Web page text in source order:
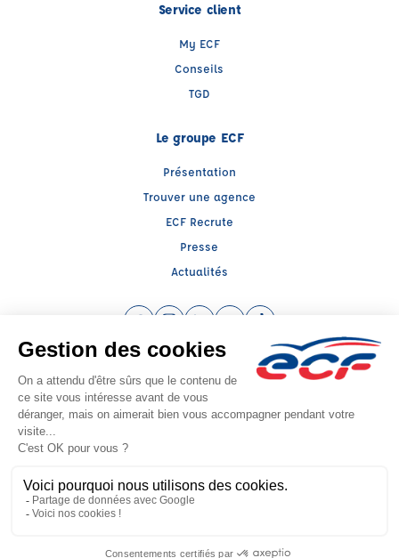
Service client
My ECF
Conseils
TGD
Le groupe ECF
Présentation
Trouver une agence
ECF Recrute
Presse
Actualités
Instagram (nouvelle fenêtre)
LinkedIn (nouvelle fenêtre)
YouTube (nouvelle fenêtre)
TikTok (nouvelle
Raison sociale : AUTO ECOLE DE MELUN - Capital social: 7500€
SIREN: 451477905 - Numéro de TVA intracommunautaire: FR 29 451477905
Agrément n°E1207718860
Siège social : 9, Rue du Maréchal Brune , PONTAULT COMBAULT (77340) -